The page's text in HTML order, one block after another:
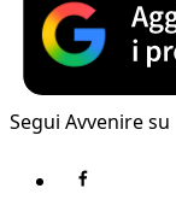
Segui Avvenire su